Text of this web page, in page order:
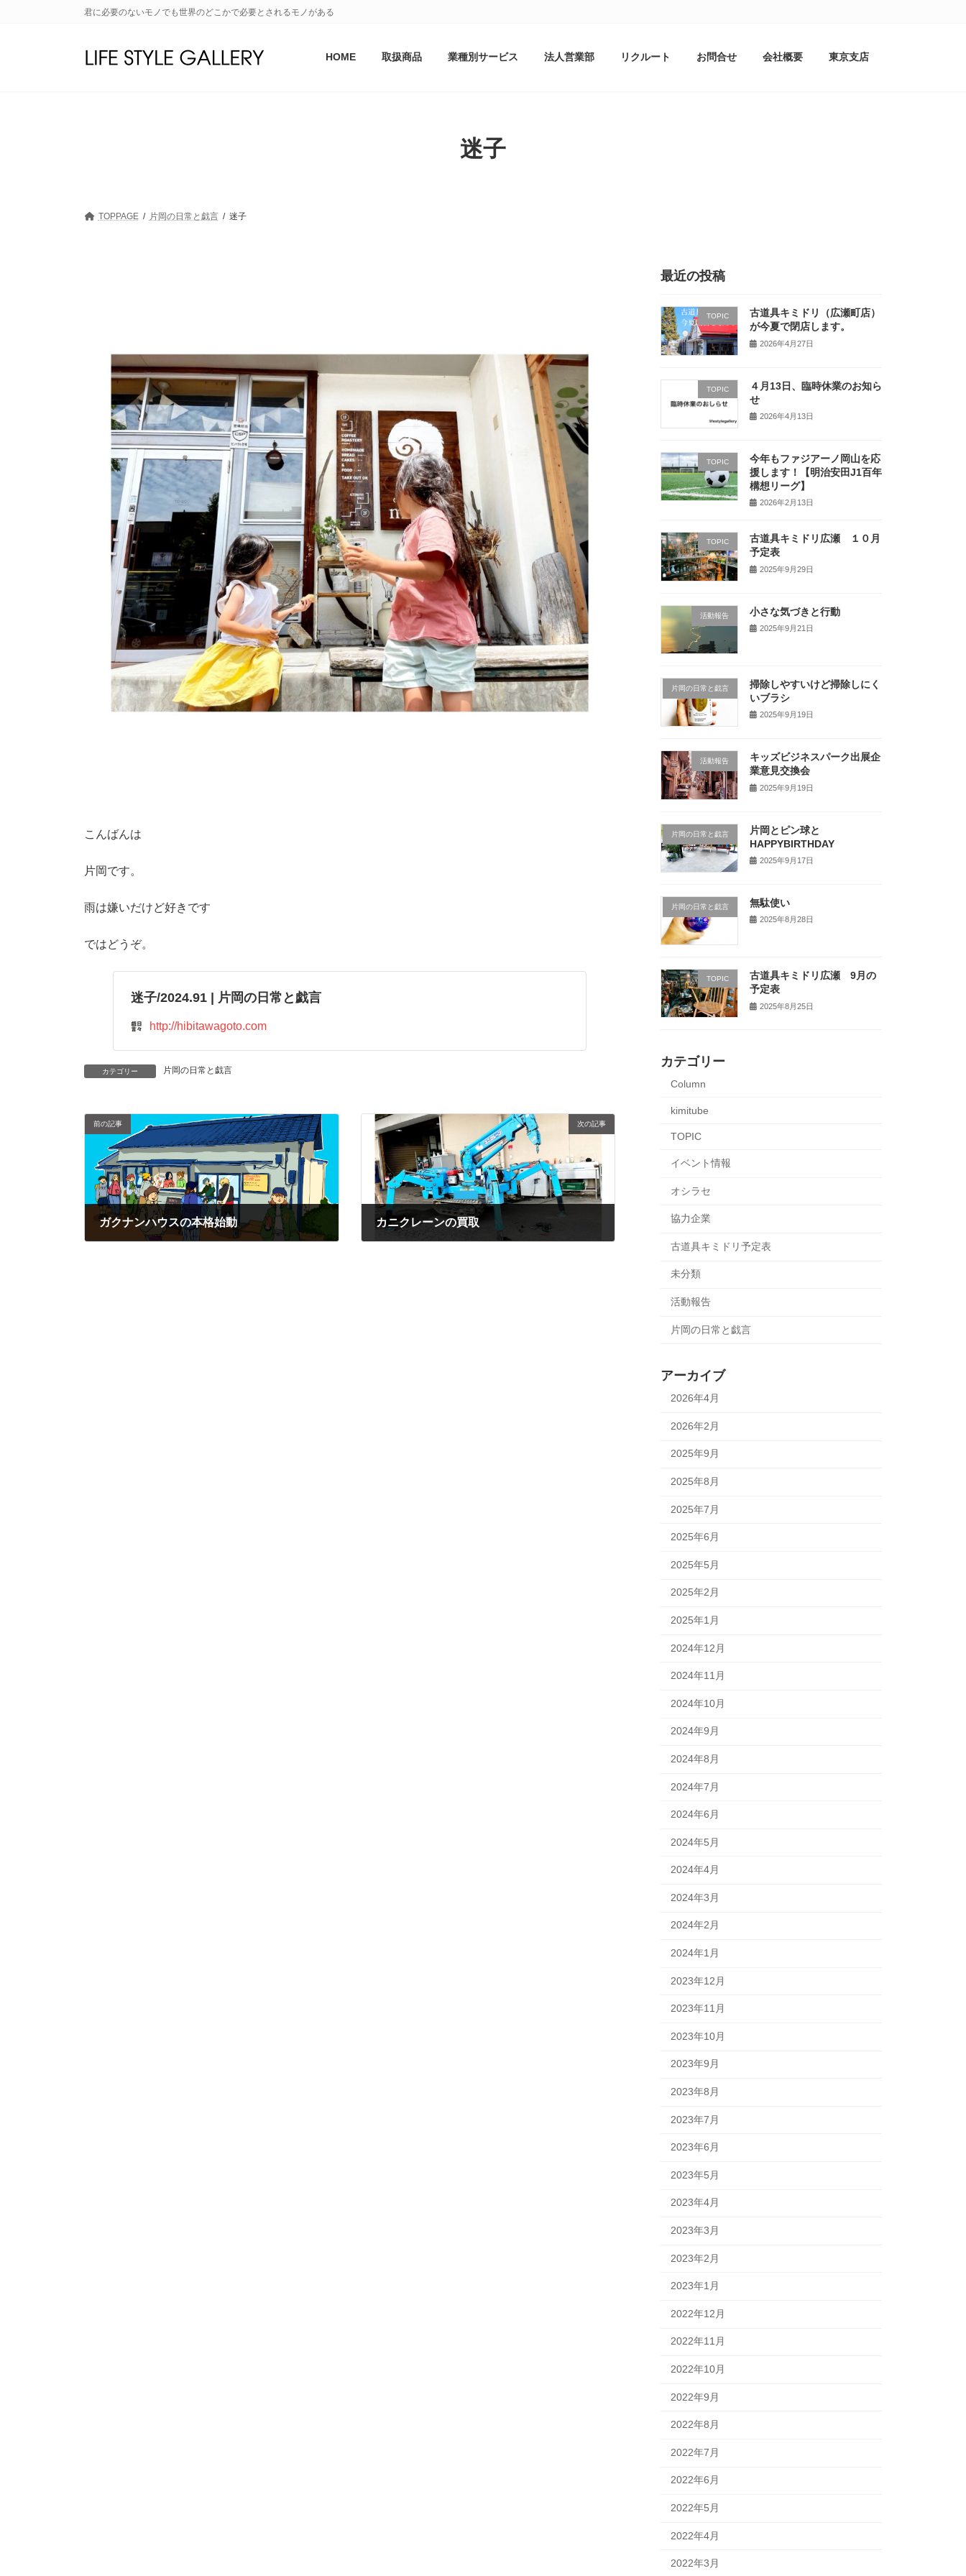
君に必要のないモノでも世界のどこかで必要とされるモノがある
HOME 取扱商品 業種別サービス 法人営業部 リクルート お問合せ 会社概要 東京支店
迷子
TOPPAGE 片岡の日常と戯言 迷子
こんばんは
片岡です。
雨は嫌いだけど好きです
ではどうぞ。
迷子/2024.91 | 片岡の日常と戯言
http://hibitawagoto.com
カテゴリー 片岡の日常と戯言
前の記事
ガクナンハウスの本格始動
次の記事
カニクレーンの買取
最近の投稿
TOPIC
古道具キミドリ（広瀬町店）
が今夏で閉店します。
2026年4月27日
TOPIC
４月13日、臨時休業のお知ら
せ
2026年4月13日
TOPIC
今年もファジアーノ岡山を応
援します！【明治安田J1百年
構想リーグ】
2026年2月13日
TOPIC
古道具キミドリ広瀬 １０月
予定表
2025年9月29日
活動報告 小さな気づきと行動
2025年9月21日
片岡の日常と戯言
掃除しやすいけど掃除しにく
いブラシ
2025年9月19日
活動報告
キッズビジネスパーク出展企
業意見交換会
2025年9月19日
片岡の日常と戯言
片岡とピン球と
HAPPYBIRTHDAY
2025年9月17日
片岡の日常と戯言 無駄使い
2025年8月28日
TOPIC
古道具キミドリ広瀬 9月の
予定表
2025年8月25日
カテゴリー
Column
kimitube
TOPIC
イベント情報
オシラセ
協力企業
古道具キミドリ予定表
未分類
活動報告
片岡の日常と戯言
アーカイブ
2026年4月
2026年2月
2025年9月
2025年8月
2025年7月
2025年6月
2025年5月
2025年2月
2025年1月
2024年12月
2024年11月
2024年10月
2024年9月
2024年8月
2024年7月
2024年6月
2024年5月
2024年4月
2024年3月
2024年2月
2024年1月
2023年12月
2023年11月
2023年10月
2023年9月
2023年8月
2023年7月
2023年6月
2023年5月
2023年4月
2023年3月
2023年2月
2023年1月
2022年12月
2022年11月
2022年10月
2022年9月
2022年8月
2022年7月
2022年6月
2022年5月
2022年4月
2022年3月